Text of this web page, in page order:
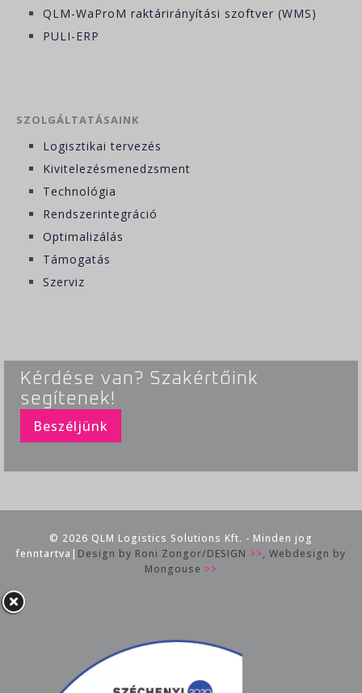
QLM-WaProM raktárirányítási szoftver (WMS)
PULI-ERP
SZOLGÁLTATÁSAINK
Logisztikai tervezés
Kivitelezésmenedzsment
Technológia
Rendszerintegráció
Optimalizálás
Támogatás
Szerviz
Kérdése van? Szakértőink
segítenek!
Beszéljünk
© 2026 QLM Logistics Solutions Kft. - Minden jog
fenntartva| Design by Roni Zongor/DESIGN >>, Webdesign by
Mongouse >>